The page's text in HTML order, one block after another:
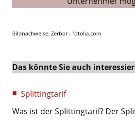
Bildnachweise: Zerbor - fotolia.com
Das könnte Sie auch
Splittingtarif
Was ist der Splittingtarif? Der